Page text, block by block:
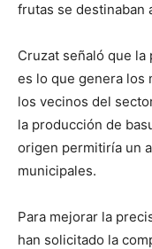
frutas se destinaban
Cruzat señaló que
es lo que genera los
los vecinos del
la producción de
origen permitiría un
municipales.
Para mejorar la
han solicitado la